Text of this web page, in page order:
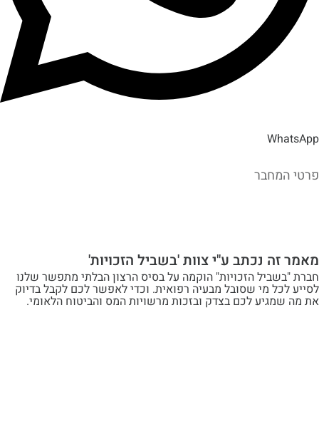
נכתב ע"י צוות 'בשביל הזכויות'
הזכויות" הוקמה על בסיס הרצון הבלתי מתפשר שלנו
מי שסובל מבעיה רפואית. וכדי לאפשר לכם לקבל בדיוק
לכם בצדק ובזכות מרשויות המס והביטוח הלאומי.